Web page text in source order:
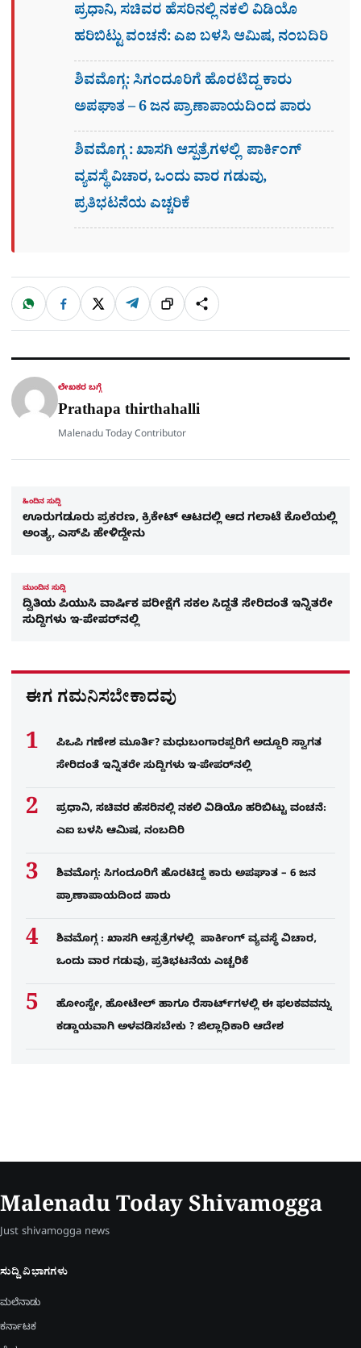
ಪ್ರಧಾನಿ, ಸಚಿವರ ಹೆಸರಿನಲ್ಲಿ ನಕಲಿ ವಿಡಿಯೊ
ಹರಿಬಿಟ್ಟು ವಂಚನೆ: ಎಐ ಬಳಸಿ ಆಮಿಷ, ನಂಬದಿರಿ
ಶಿವಮೊಗ್ಗ: ಸಿಗಂದೂರಿಗೆ ಹೊರಟಿದ್ದ ಕಾರು
ಅಪಘಾತ – 6 ಜನ ಪ್ರಾಣಾಪಾಯದಿಂದ ಪಾರು
ಶಿವಮೊಗ್ಗ : ಖಾಸಗಿ ಆಸ್ಪತ್ರೆಗಳಲ್ಲಿ ಪಾರ್ಕಿಂಗ್​
ವ್ಯವಸ್ಥೆ ವಿಚಾರ, ಒಂದು ವಾರ ಗಡುವು,
ಪ್ರತಿಭಟನೆಯ ಎಚ್ಚರಿಕೆ
ಹಂಚಿಕೊಳ್ಳಿ
W
a
t
p
F
c
e
o
X T
l
e
a
ಲಿಂ
ಕ್
S
h
a
ಲೇಖಕರ ಬಗ್ಗೆ
Prathapa thirthahalli
Malenadu Today Contributor
ಹಿಂದಿನ ಸುದ್ದಿ
ಊರುಗಡೂರು ಪ್ರಕರಣ, ಕ್ರಿಕೇಟ್​ ಆಟದಲ್ಲಿ ಆದ ಗಲಾಟೆ ಕೊಲೆಯಲ್ಲಿ
ಅಂತ್ಯ, ಎಸ್​ಪಿ ಹೇಳಿದ್ದೇನು
ಮುಂದಿನ ಸುದ್ದಿ
ದ್ವಿತಿಯ ಪಿಯುಸಿ ವಾರ್ಷಿಕ ಪರೀಕ್ಷೆಗೆ ಸಕಲ ಸಿದ್ದತೆ ಸೇರಿದಂತೆ ಇನ್ನಿತರೇ
ಸುದ್ದಿಗಳು ಇ-ಪೇಪರ್​​ನಲ್ಲಿ
ಈಗ ಗಮನಿಸಬೇಕಾದವು
ಪಿಒಪಿ ಗಣೇಶ ಮೂರ್ತಿ? ಮಧುಬಂಗಾರಪ್ಪರಿಗೆ ಅದ್ದೂರಿ ಸ್ವಾಗತ
ಸೇರಿದಂತೆ ಇನ್ನಿತರೇ ಸುದ್ದಿಗಳು ಇ-ಪೇಪರ್​ನಲ್ಲಿ
ಪ್ರಧಾನಿ, ಸಚಿವರ ಹೆಸರಿನಲ್ಲಿ ನಕಲಿ ವಿಡಿಯೊ ಹರಿಬಿಟ್ಟು ವಂಚನೆ:
ಎಐ ಬಳಸಿ ಆಮಿಷ, ನಂಬದಿರಿ
ಶಿವಮೊಗ್ಗ: ಸಿಗಂದೂರಿಗೆ ಹೊರಟಿದ್ದ ಕಾರು ಅಪಘಾತ – 6 ಜನ
ಪ್ರಾಣಾಪಾಯದಿಂದ ಪಾರು
ಶಿವಮೊಗ್ಗ : ಖಾಸಗಿ ಆಸ್ಪತ್ರೆಗಳಲ್ಲಿ ಪಾರ್ಕಿಂಗ್​ ವ್ಯವಸ್ಥೆ ವಿಚಾರ,
ಒಂದು ವಾರ ಗಡುವು, ಪ್ರತಿಭಟನೆಯ ಎಚ್ಚರಿಕೆ
ಹೋಂಸ್ಟೇ, ಹೋಟೇಲ್ ಹಾಗೂ ರೆಸಾರ್ಟ್‌ಗಳಲ್ಲಿ ಈ ಫಲಕವವನ್ನು
ಕಡ್ಡಾಯವಾಗಿ ಅಳವಡಿಸಬೇಕು ? ಜಿಲ್ಲಾಧಿಕಾರಿ ಆದೇಶ
Malenadu Today Shivamogga
Just shivamogga news
ಸುದ್ದಿ ವಿಭಾಗಗಳು
ಮಲೆನಾಡು
ಕರ್ನಾಟಕ